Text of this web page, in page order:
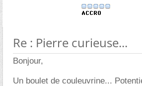
Re : Pierre curieuse...
Bonjour,
Un boulet de couleuvrine...